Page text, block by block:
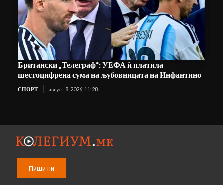
Британски „Телеграф“: УЕФА ѝ платила
шестоцифрена сума на љубовницата на Инфантино
СПОРТ август 8, 2026, 11:28
Пиши ни